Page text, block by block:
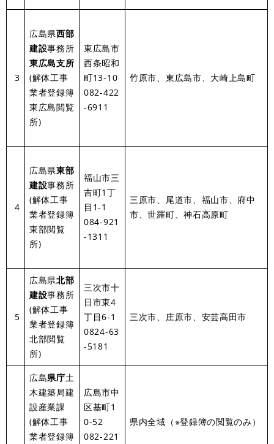
3
広島県西部
建設事務所
東広島支所
(解体工事
業者登録簿
東広島閲覧
所)
東広島市
西条昭和
町13‐10
082-422
-6911
竹原市、東広島市、大崎上島町
4
広島県東部
建設事務所
(解体工事
業者登録簿
東部閲覧
所)
福山市三
吉町1丁
目1‐1
084-921
-1311
三原市、尾道市、福山市、府中
市、世羅町、神石高原町
5
広島県北部
建設事務所
(解体工事
業者登録簿
北部閲覧
所)
三次市十
日市東4
丁目6‐1
0824-63
-5181
三次市、庄原市、安芸高田市
広島県庁土
木建築局建
設産業課
(解体工事
業者登録簿
広島市中
区基町1
0‐52
082-221
県内全域（※登録簿の閲覧のみ）